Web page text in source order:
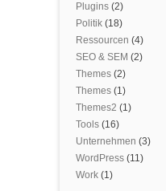
Plugins (2)
Politik (18)
Ressourcen (4)
SEO & SEM (2)
Themes (2)
Themes (1)
Themes2 (1)
Tools (16)
Unternehmen (3)
WordPress (11)
Work (1)